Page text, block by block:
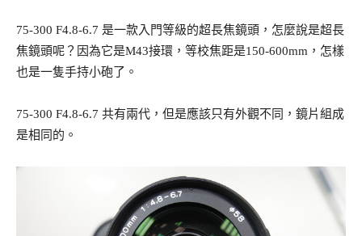
75-300 F4.8-6.7 是一款入門等級的超長焦鏡頭，怎麼說是超長
焦鏡頭呢？因為它是M43接環，等校焦距是150-600mm，怎樣
也是一隻手持小砲了。
75-300 F4.8-6.7 共有兩代，但是應該只有外觀不同，鏡片組成
是相同的。